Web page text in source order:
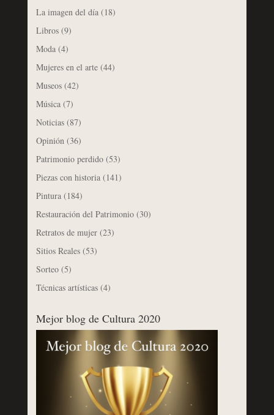
La imagen del día(18)
Libros(9)
Moda(4)
Mujeres en el arte(44)
Museos(42)
Música(7)
Noticias(87)
Opinión (36)
Patrimonio perdido(53)
Piezas con historia(141)
Pintura(184)
Restauración del Patrimonio(30)
Retratos de mujer(23)
Sitios Reales(53)
Sorteo(5)
Técnicas artísticas(4)
Mejor blog de Cultura 2020